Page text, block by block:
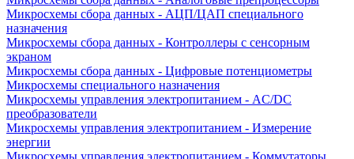
Микросхемы сбора данных - АЦП/ЦАП специального
назначения
Микросхемы сбора данных - Контроллеры с сенсорным
экраном
Микросхемы сбора данных - Цифровые потенциометры
Микросхемы специального назначения
Микросхемы управления электропитанием - AC/DC
преобразователи
Микросхемы управления электропитанием - Измерение
энергии
Микросхемы управления электропитанием - Коммутаторы